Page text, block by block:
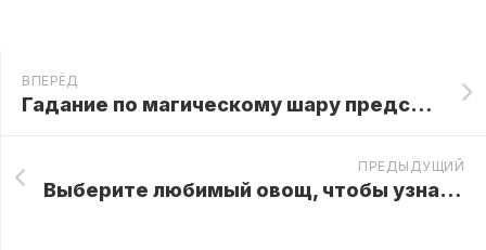
ВПЕРЁД
Гадание по магическому шару предскажет ваше ближайшее будущее
ПРЕДЫДУЩИЙ
Выберите любимый овощ, чтобы узнать свои лучшие и худшие черты характера